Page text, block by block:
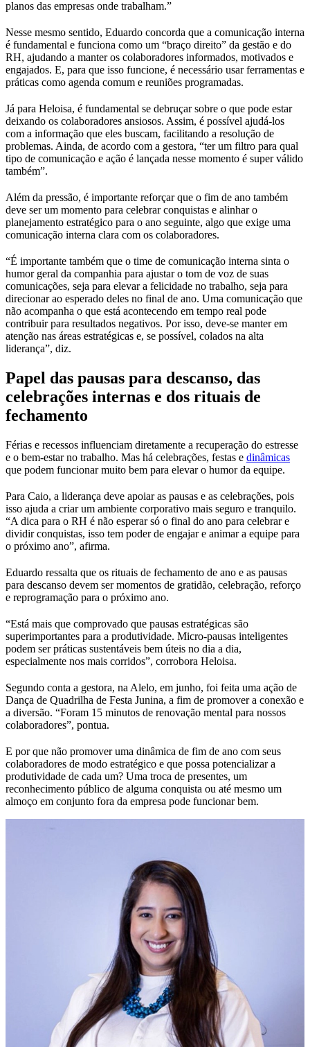
planos das empresas onde trabalham.”
Nesse mesmo sentido, Eduardo concorda que a comunicação interna
é fundamental e funciona como um “braço direito” da gestão e do
RH, ajudando a manter os colaboradores informados, motivados e
engajados. E, para que isso funcione, é necessário usar ferramentas e
práticas como agenda comum e reuniões programadas.
Já para Heloisa, é fundamental se debruçar sobre o que pode estar
deixando os colaboradores ansiosos. Assim, é possível ajudá-los
com a informação que eles buscam, facilitando a resolução de
problemas. Ainda, de acordo com a gestora, “ter um filtro para qual
tipo de comunicação e ação é lançada nesse momento é super válido
também”.
Além da pressão, é importante reforçar que o fim de ano também
deve ser um momento para celebrar conquistas e alinhar o
planejamento estratégico para o ano seguinte, algo que exige uma
comunicação interna clara com os colaboradores.
“É importante também que o time de comunicação interna sinta o
humor geral da companhia para ajustar o tom de voz de suas
comunicações, seja para elevar a felicidade no trabalho, seja para
direcionar ao esperado deles no final de ano. Uma comunicação que
não acompanha o que está acontecendo em tempo real pode
contribuir para resultados negativos. Por isso, deve-se manter em
atenção nas áreas estratégicas e, se possível, colados na alta
liderança”, diz.
Papel das pausas para descanso, das
celebrações internas e dos rituais de
fechamento
Férias e recessos influenciam diretamente a recuperação do estresse
e o bem-estar no trabalho. Mas há celebrações, festas e dinâmicas
que podem funcionar muito bem para elevar o humor da equipe.
Para Caio, a liderança deve apoiar as pausas e as celebrações, pois
isso ajuda a criar um ambiente corporativo mais seguro e tranquilo.
“A dica para o RH é não esperar só o final do ano para celebrar e
dividir conquistas, isso tem poder de engajar e animar a equipe para
o próximo ano”, afirma.
Eduardo ressalta que os rituais de fechamento de ano e as pausas
para descanso devem ser momentos de gratidão, celebração, reforço
e reprogramação para o próximo ano.
“Está mais que comprovado que pausas estratégicas são
superimportantes para a produtividade. Micro-pausas inteligentes
podem ser práticas sustentáveis bem úteis no dia a dia,
especialmente nos mais corridos”, corrobora Heloisa.
Segundo conta a gestora, na Alelo, em junho, foi feita uma ação de
Dança de Quadrilha de Festa Junina, a fim de promover a conexão e
a diversão. “Foram 15 minutos de renovação mental para nossos
colaboradores”, pontua.
E por que não promover uma dinâmica de fim de ano com seus
colaboradores de modo estratégico e que possa potencializar a
produtividade de cada um? Uma troca de presentes, um
reconhecimento público de alguma conquista ou até mesmo um
almoço em conjunto fora da empresa pode funcionar bem.